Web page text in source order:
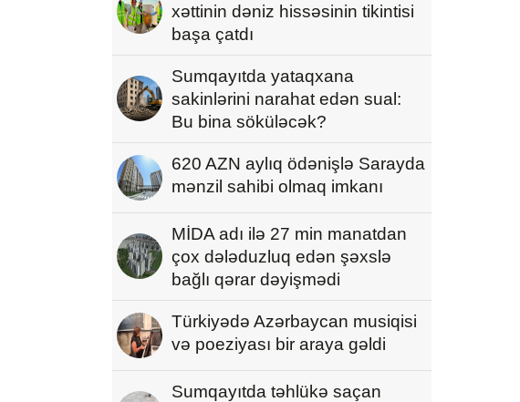
xəttinin dəniz hissəsinin tikintisi
başa çatdı
Sumqayıtda yataqxana
sakinlərini narahat edən sual:
Bu bina söküləcək?
620 AZN aylıq ödənişlə Sarayda
mənzil sahibi olmaq imkanı
MİDA adı ilə 27 min manatdan
çox dələduzluq edən şəxslə
bağlı qərar dəyişmədi
Türkiyədə Azərbaycan musiqisi
və poeziyası bir araya gəldi
Sumqayıtda təhlükə saçan